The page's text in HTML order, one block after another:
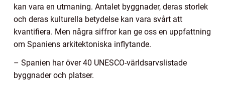
kan vara en utmaning. Antalet byggnader, deras storlek
och deras kulturella betydelse kan vara svårt att
kvantifiera. Men några siffror kan ge oss en uppfattning
om Spaniens arkitektoniska inflytande.
– Spanien har över 40 UNESCO-världsarvslistade
byggnader och platser.